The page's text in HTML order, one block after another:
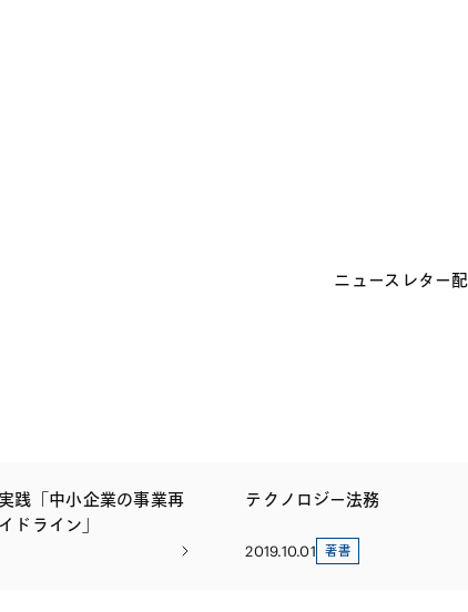
ニュースレター
践「中小企業の事業再
ドライン」
テクノロジー法務
2019.10.01 著書